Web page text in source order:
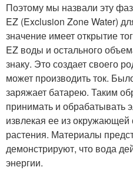
Поэтому мы назвали эту
EZ (Exclusion Zone Water)
значение имеет открытие
EZ воды и остального
знаку. Это создает своего
может производить ток.
заряжает батарею. Таким
принимать и обрабатывать
извлекая ее из окружающей
растения. Материалы
демонстрируют, что вода
энергии.